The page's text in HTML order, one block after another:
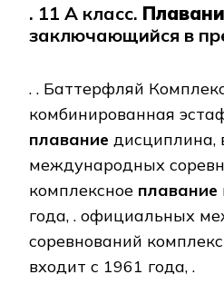
. 11 А класс.
заключающийся в
. . Баттерфляй
комбинированная
плавание дисциплина,
международных
комплексное плавание
года, . официальных
соревнований
входит с 1961 года, .